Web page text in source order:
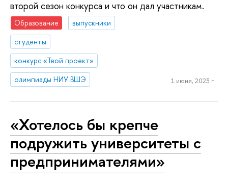
второй сезон конкурса и что он дал участникам.
Образование
выпускники
студенты
конкурс «Твой проект»
олимпиады НИУ ВШЭ
1 июня, 2023 г.
«Хотелось бы крепче
подружить университеты с
предпринимателями»